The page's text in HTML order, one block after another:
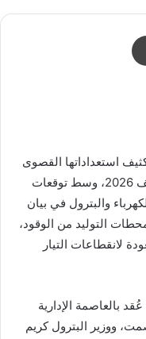
استعداداتها القصوى
لمواجهة ذروة استهلاك الكهرباء خلال صيف 2026، وسط توقعات
وزارتا الكهرباء والبترول في بيان
التوليد من الوقود،
لانقطاعات التيار
بالعاصمة الإدارية
ووزير البترول كريم